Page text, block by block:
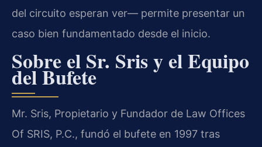
del circuito esperan ver— permite presentar un
caso bien fundamentado desde el inicio.
Sobre el Sr. Sris y el Equipo
del Bufete
Mr. Sris, Propietario y Fundador de Law Offices
Of SRIS, P.C., fundó el bufete en 1997 tras